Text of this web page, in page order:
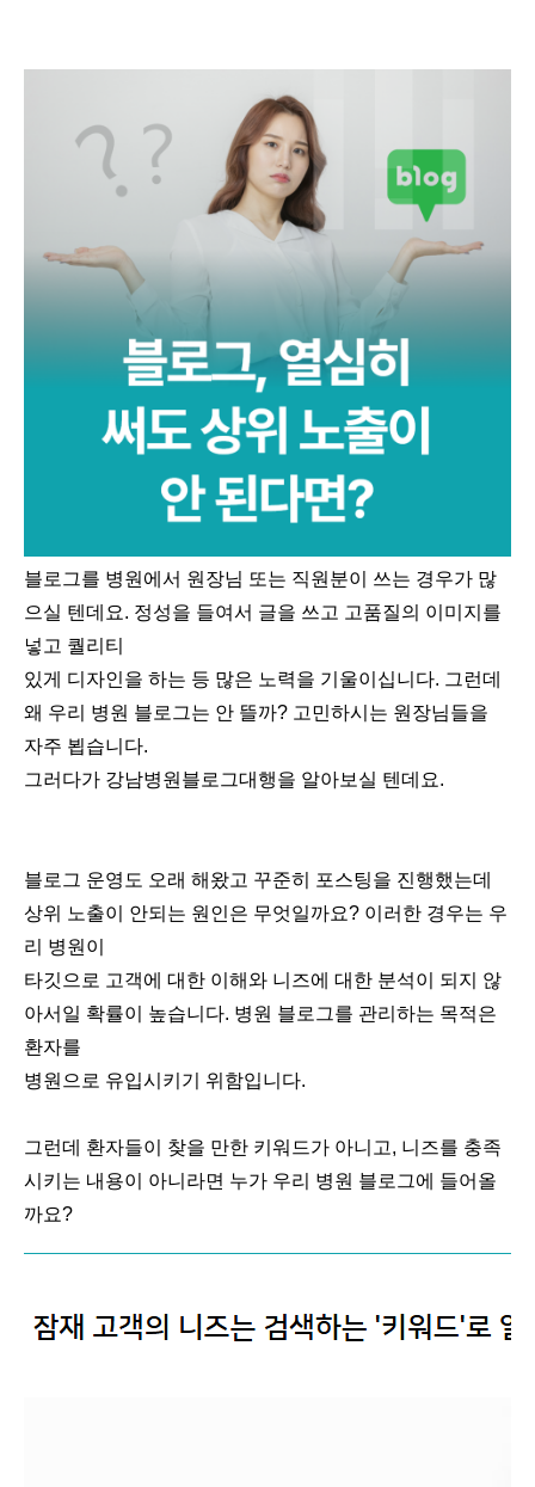
블로그를 병원에서 원장님 또는 직원분이 쓰는 경우가 많
으실 텐데요. 정성을 들여서 글을 쓰고 고품질의 이미지를
넣고 퀄리티
있게 디자인을 하는 등 많은 노력을 기울이십니다. 그런데
왜 우리 병원 블로그는 안 뜰까? 고민하시는 원장님들을
자주 뵙습니다.
그러다가 강남병원블로그대행을 알아보실 텐데요.
블로그 운영도 오래 해왔고 꾸준히 포스팅을 진행했는데
상위 노출이 안되는 원인은 무엇일까요? 이러한 경우는 우
리 병원이
타깃으로 고객에 대한 이해와 니즈에 대한 분석이 되지 않
아서일 확률이 높습니다. 병원 블로그를 관리하는 목적은
환자를
병원으로 유입시키기 위함입니다.
그런데 환자들이 찾을 만한 키워드가 아니고, 니즈를 충족
시키는 내용이 아니라면 누가 우리 병원 블로그에 들어올
까요?